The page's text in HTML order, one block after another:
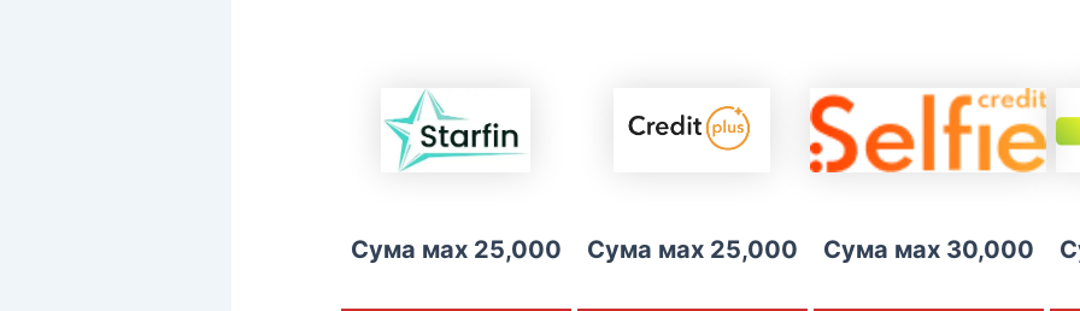
Сума мах 25,000 Сума мах 25,000 Сума мах 30,000